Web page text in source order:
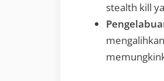
stealth kill